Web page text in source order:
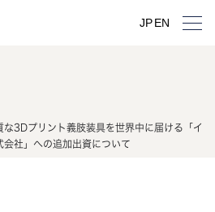
JPEN
な3Dプリント義肢装具を世界中に届ける「イ
会社」への追加出資について